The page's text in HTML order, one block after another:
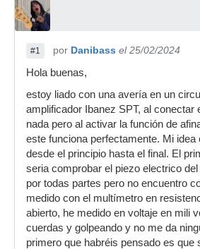
#1 por Danibass el 25/02/2024
Hola buenas,
estoy liado con una avería en un
amplificador Ibanez SPT, al conectar
nada pero al activar la función de
este funciona perfectamente. Mi idea
desde el principio hasta el final. El
seria comprobar el piezo electrico
por todas partes pero no encuentro
medido con el multímetro en
abierto, he medido en voltaje en mili
cuerdas y golpeando y no me da
primero que habréis pensado es que